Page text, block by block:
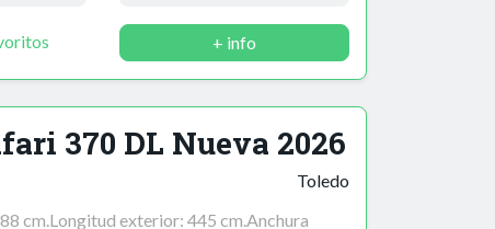
+ info
370 DL Nueva 2026
Toledo
cm.Longitud exterior: 445 cm.Anchura